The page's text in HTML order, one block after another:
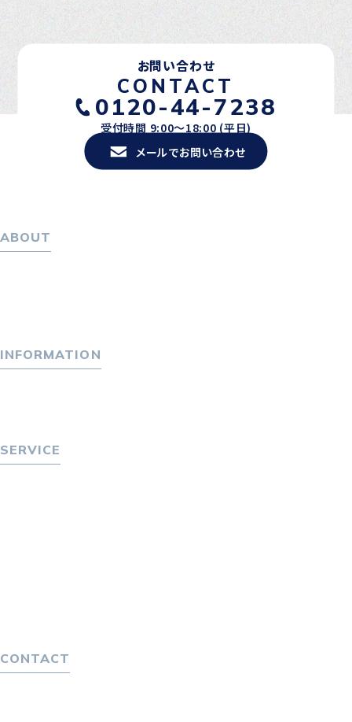
お問い合わせ
CONTACT
0120-44-7238
受付時間 9:00〜18:00 (平日)
メールでお問い合わせ
ABOUT
INFORMATION
SERVICE
CONTACT